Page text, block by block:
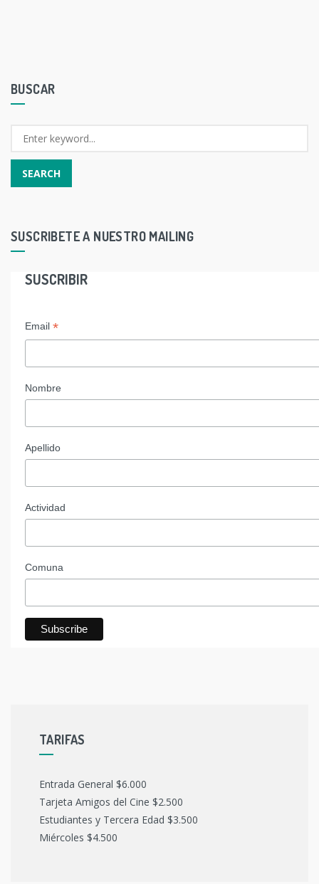
BUSCAR
SUSCRIBETE A NUESTRO MAILING
SUSCRIBIR
Email *
Nombre
Apellido
Actividad
Comuna
TARIFAS
Entrada General $6.000
Tarjeta Amigos del Cine $2.500
Estudiantes y Tercera Edad $3.500
Miércoles $4.500